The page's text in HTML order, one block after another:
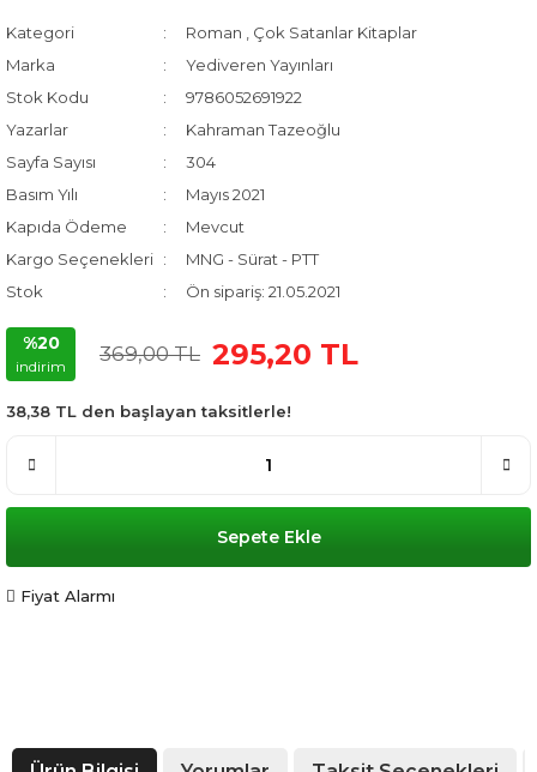
Kategori Roman
Çok Satanlar Kitaplar
Marka
Yediveren Yayınları
Stok Kodu
9786052691922
Yazarlar
Kahraman Tazeoğlu
Sayfa Sayısı
304
Basım Yılı
Mayıs 2021
Kapıda Ödeme
Mevcut
Kargo Seçenekleri
MNG - Sürat - PTT
Stok
Ön sipariş: 21.05.2021
%20
indirim
369,00 TL 295,20 TL
38,38 TL den başlayan taksitlerle!
Sepete Ekle
Fiyat Alarmı